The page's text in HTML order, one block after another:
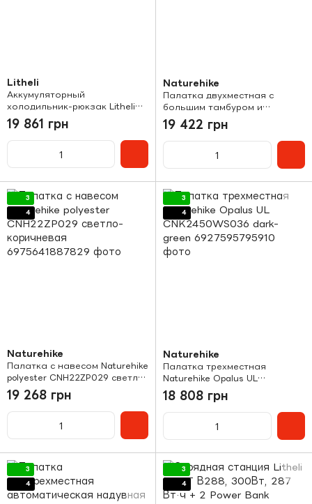
Litheli
Аккумуляторный
холодильник-рюкзак Litheli
16л
19 861 грн
Naturehike
Палатка двухместная с
большим тамбуром и
навесом Naturehike Shandi
CNK2300ZP017, серая
19 422 грн
3
4
Naturehike
Палатка с навесом Naturehike
polyester CNH22ZP029 светло-
коричневая
19 268 грн
3
4
Naturehike
Палатка трехместная
Naturehike Opalus UL
CNK2450WS036 dark-green
18 808 грн
3
4
3
4